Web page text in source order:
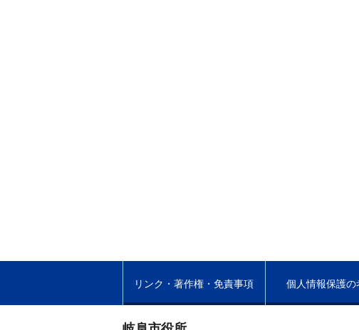
リンク・著作権・免責事項 個人情報保護の